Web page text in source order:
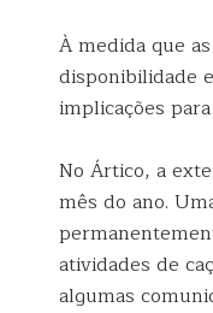
À medida que
disponibilidade
implicações
No Ártico, a
mês do ano.
atividades de
algumas